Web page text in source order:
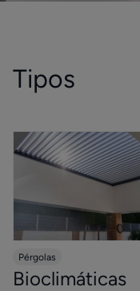
Tipos
Pérgolas
Bioclimáticas